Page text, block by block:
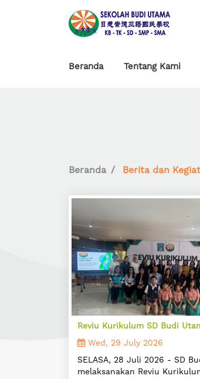
Beranda Tentang Kami
Beranda Berita dan
Reviu Kurikulum SD Budi
Wed, 29 July 2026
SELASA, 28 Juli 2026 - SD
melaksanakan Reviu